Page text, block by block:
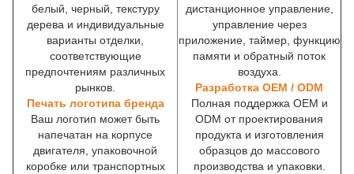
белый, черный, текстуру
дерева и индивидуальные
варианты отделки,
соответствующие
предпочтениям различных
рынков.
Печать логотипа бренда
Ваш логотип может быть
напечатан на корпусе
двигателя, упаковочной
коробке или транспортных
дистанционное управление,
управление через
приложение, таймер, функцию
памяти и обратный поток
воздуха.
Разработка OEM / ODM
Полная поддержка OEM и
ODM от проектирования
продукта и изготовления
образцов до массового
производства и упаковки.